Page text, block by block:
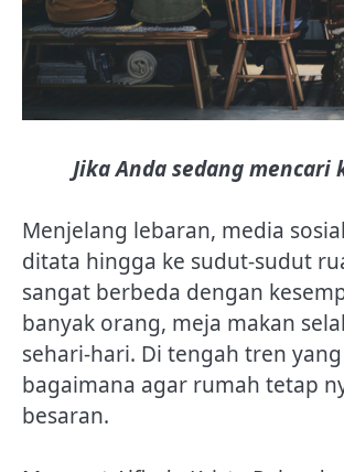
Jika Anda sedang
Menjelang lebaran, media
ditata hingga ke sudut-sudut
sangat berbeda dengan
banyak orang, meja makan
sehari-hari. Di tengah tren
bagaimana agar rumah tetap
besaran.